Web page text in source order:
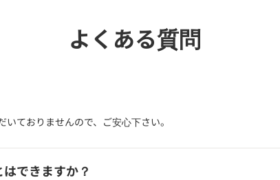
よくある質問
ておりませんので、ご安心下さい。
できますか？